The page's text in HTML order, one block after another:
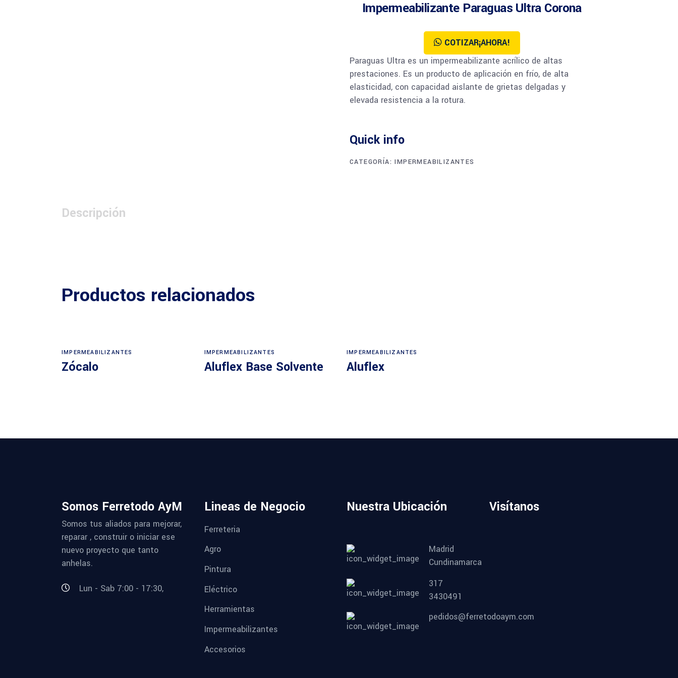
Impermeabilizante Paraguas Ultra Corona
COTIZAR¡AHORA!
Paraguas Ultra es un impermeabilizante acrílico de altas
prestaciones. Es un producto de aplicación en frío, de alta
elasticidad, con capacidad aislante de grietas delgadas y
elevada resistencia a la rotura.
Quick info
CATEGORÍA:IMPERMEABILIZANTES
Descripción
Productos relacionados
IMPERMEABILIZANTES
Zócalo
IMPERMEABILIZANTES
Aluflex Base Solvente
IMPERMEABILIZANTES
Aluflex
Somos Ferretodo AyM
Somos tus aliados para mejorar,
reparar , construir o iniciar ese
nuevo proyecto que tanto
anhelas.
Lun - Sab 7:00 - 17:30,
Lineas de Negocio
Ferreteria
Agro
Pintura
Eléctrico
Herramientas
Impermeabilizantes
Accesorios
Nuestra Ubicación
Madrid
Cundinamarca
317
3430491
pedidos@ferretodoaym.com
Visítanos